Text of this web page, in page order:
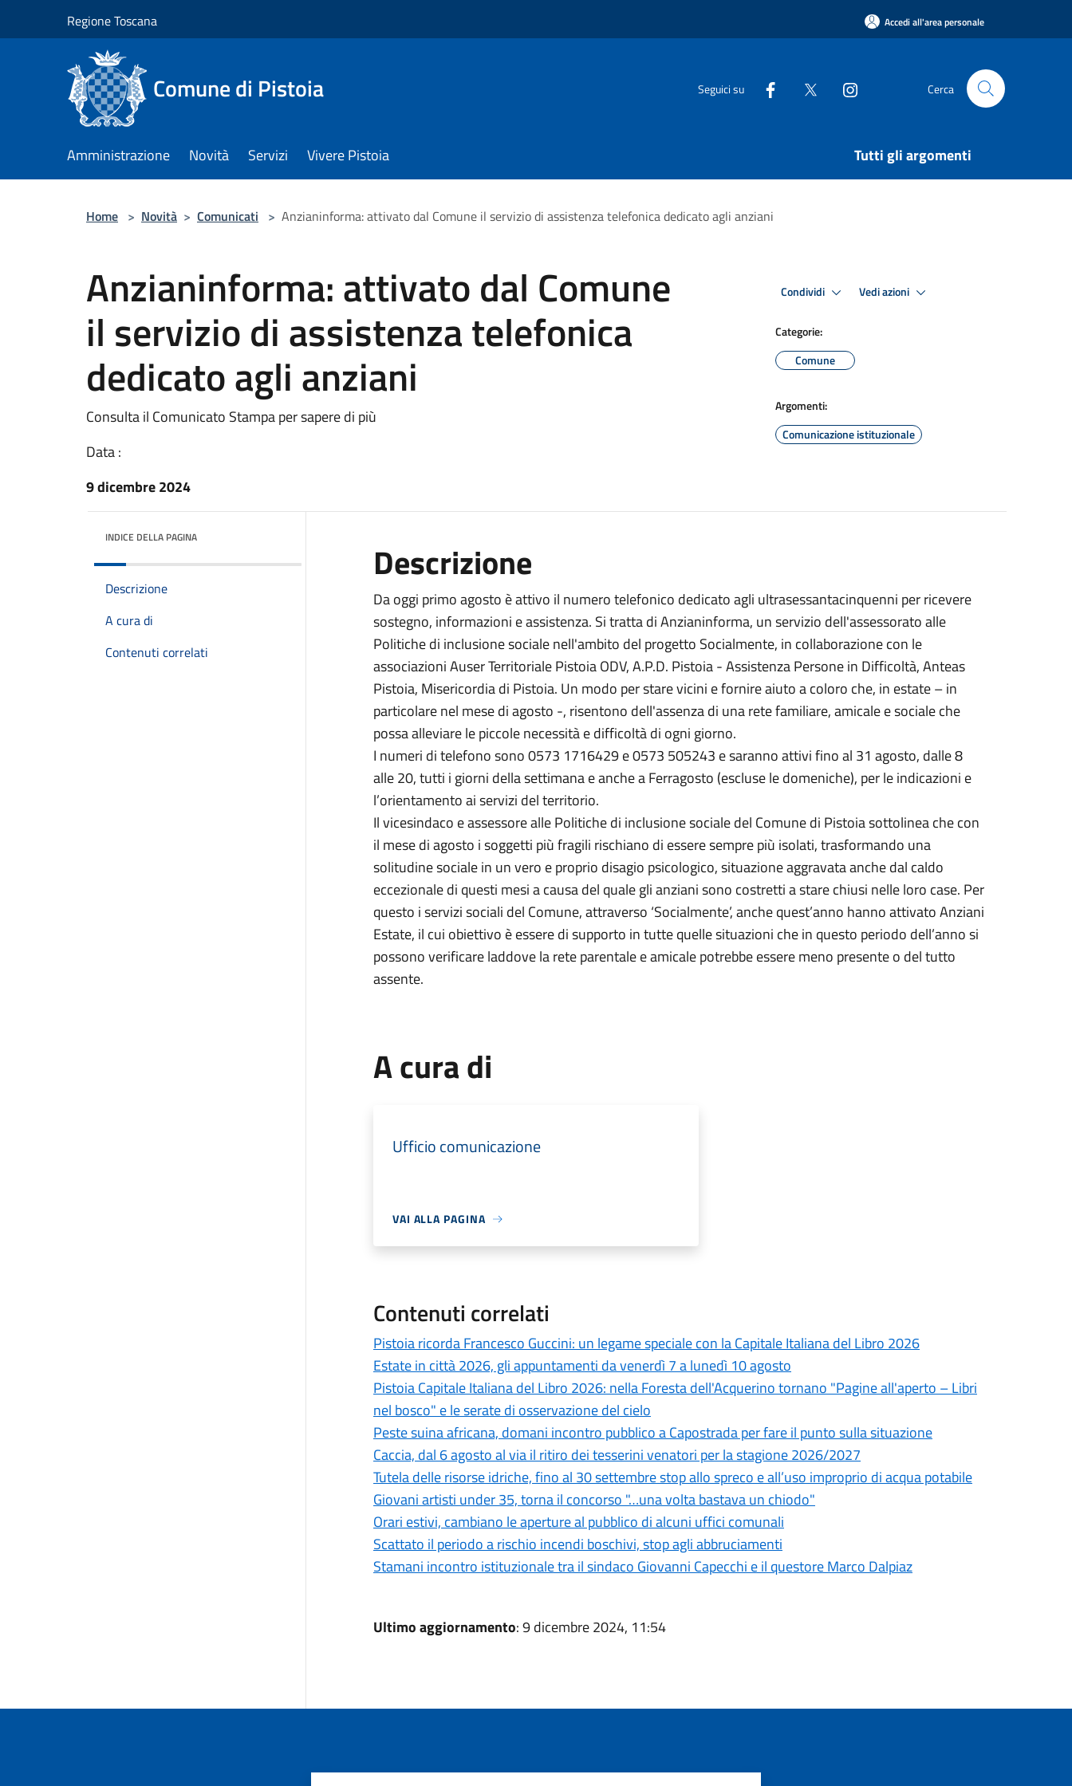
Regione Toscana Accedi all'area personale
Comune di Pistoia Seguici su Cerca
Amministrazione Novità Servizi Vivere Pistoia Tutti gli argomenti
Home > Novità > Comunicati > Anzianinforma: attivato dal Comune il servizio di assistenza telefonica dedicato agli anziani
Anzianinforma: attivato dal Comune
il servizio di assistenza telefonica
dedicato agli anziani
Consulta il Comunicato Stampa per sapere di più
Data :
9 dicembre 2024
Condividi Vedi azioni
Categorie:
Comune
Argomenti:
Comunicazione istituzionale
INDICE DELLA PAGINA
Descrizione
A cura di
Contenuti correlati
Descrizione
Da oggi primo agosto è attivo il numero telefonico dedicato agli ultrasessantacinquenni per ricevere
sostegno, informazioni e assistenza. Si tratta di Anzianinforma, un servizio dell'assessorato alle
Politiche di inclusione sociale nell'ambito del progetto Socialmente, in collaborazione con le
associazioni Auser Territoriale Pistoia ODV, A.P.D. Pistoia - Assistenza Persone in Difficoltà, Anteas
Pistoia, Misericordia di Pistoia. Un modo per stare vicini e fornire aiuto a coloro che, in estate – in
particolare nel mese di agosto -, risentono dell'assenza di una rete familiare, amicale e sociale che
possa alleviare le piccole necessità e difficoltà di ogni giorno.
I numeri di telefono sono 0573 1716429 e 0573 505243 e saranno attivi fino al 31 agosto, dalle 8
alle 20, tutti i giorni della settimana e anche a Ferragosto (escluse le domeniche), per le indicazioni e
l’orientamento ai servizi del territorio.
Il vicesindaco e assessore alle Politiche di inclusione sociale del Comune di Pistoia sottolinea che con
il mese di agosto i soggetti più fragili rischiano di essere sempre più isolati, trasformando una
solitudine sociale in un vero e proprio disagio psicologico, situazione aggravata anche dal caldo
eccezionale di questi mesi a causa del quale gli anziani sono costretti a stare chiusi nelle loro case. Per
questo i servizi sociali del Comune, attraverso ‘Socialmente’, anche quest’anno hanno attivato Anziani
Estate, il cui obiettivo è essere di supporto in tutte quelle situazioni che in questo periodo dell’anno si
possono verificare laddove la rete parentale e amicale potrebbe essere meno presente o del tutto
assente.
A cura di
Ufficio comunicazione
VAI ALLA PAGINA
Contenuti correlati
Pistoia ricorda Francesco Guccini: un legame speciale con la Capitale Italiana del Libro 2026
Estate in città 2026, gli appuntamenti da venerdì 7 a lunedì 10 agosto
Pistoia Capitale Italiana del Libro 2026: nella Foresta dell'Acquerino tornano "Pagine all'aperto – Libri
nel bosco" e le serate di osservazione del cielo
Peste suina africana, domani incontro pubblico a Capostrada per fare il punto sulla situazione
Caccia, dal 6 agosto al via il ritiro dei tesserini venatori per la stagione 2026/2027
Tutela delle risorse idriche, fino al 30 settembre stop allo spreco e all’uso improprio di acqua potabile
Giovani artisti under 35, torna il concorso "…una volta bastava un chiodo"
Orari estivi, cambiano le aperture al pubblico di alcuni uffici comunali
Scattato il periodo a rischio incendi boschivi, stop agli abbruciamenti
Stamani incontro istituzionale tra il sindaco Giovanni Capecchi e il questore Marco Dalpiaz
Ultimo aggiornamento: 9 dicembre 2024, 11:54